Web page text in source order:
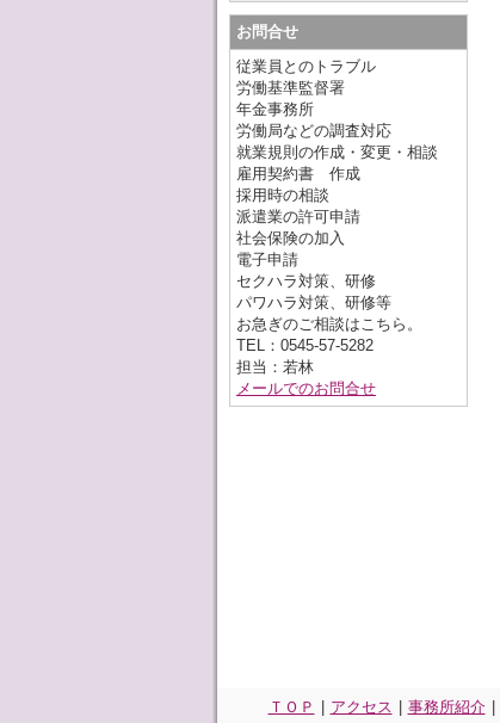
お問合せ
従業員とのトラブル
労働基準監督署
年金事務所
労働局などの調査対応
就業規則の作成・変更・相談
雇用契約書 作成
採用時の相談
派遣業の許可申請
社会保険の加入
電子申請
セクハラ対策、研修
パワハラ対策、研修等
お急ぎのご相談はこちら。
TEL：0545-57-5282
担当：若林
メールでのお問合せ
ＴＯＰ | アクセス | 事務所紹介 |